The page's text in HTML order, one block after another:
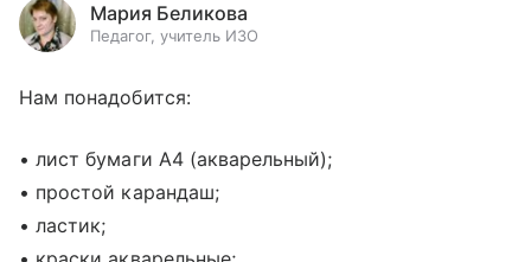
Мария Беликова
Педагог, учитель ИЗО
Нам понадобится:
• лист бумаги А4 (акварельный);
• простой карандаш;
• ластик;